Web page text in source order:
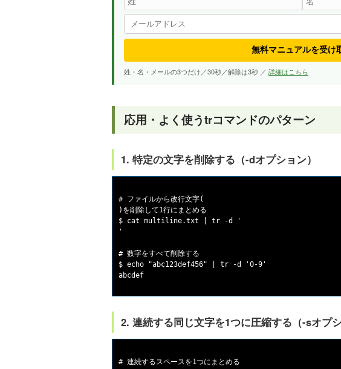
無料マニュアルを受け
姓・名・メールの3つだけ／30秒／解除は3秒 ／ 詳細はこちら
応用・よく使うtrコマンドのパターン
1. 特定の文字を削除する（-dオプション）
# ファイルから改行文字(
)を削除して1行にまとめる
$ cat multiline.txt | tr -d '
'
# 数字をすべて削除する
$ echo "abc123def456" | tr -d '0-9'
2. 連続する同じ文字を1つに圧縮する（-sオプ
# 連続するスペースを1つにまとめる